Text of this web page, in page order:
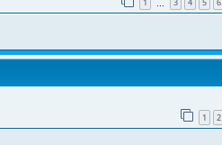
1 3 4 5 6
1 2